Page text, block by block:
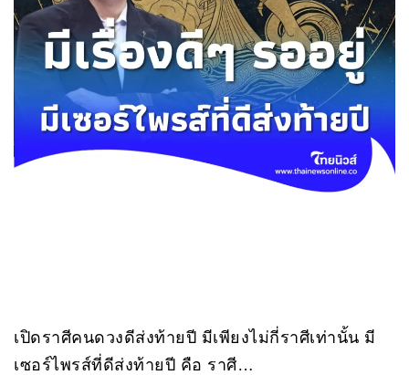
เปิดราศีคนดวงดีส่งท้ายปี มีเพียงไม่กี่ราศีเท่านั้น มี
เซอร์ไพรส์ที่ดีส่งท้ายปี คือ ราศี…